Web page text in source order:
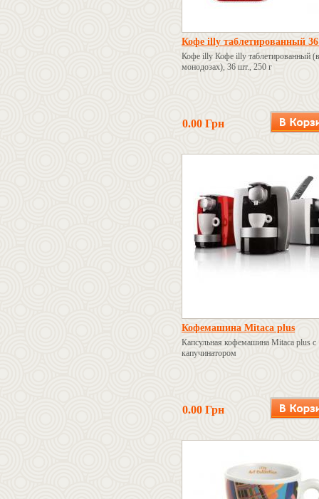
Кофе illy таблетированный
Кофе illy Кофе illy таблетированный (в
монодозах), 36 шт., 250 г
0.00 Грн
Кофемашина Mitaca plus
Капсульная кофемашина Mitaca plus с
капучинатором
0.00 Грн